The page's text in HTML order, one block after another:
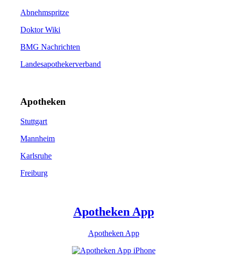
Abnehmspritze
Doktor Wiki
BMG Nachrichten
Landesapothekerverband
Apotheken
Stuttgart
Mannheim
Karlsruhe
Freiburg
Apotheken App
Apotheken App